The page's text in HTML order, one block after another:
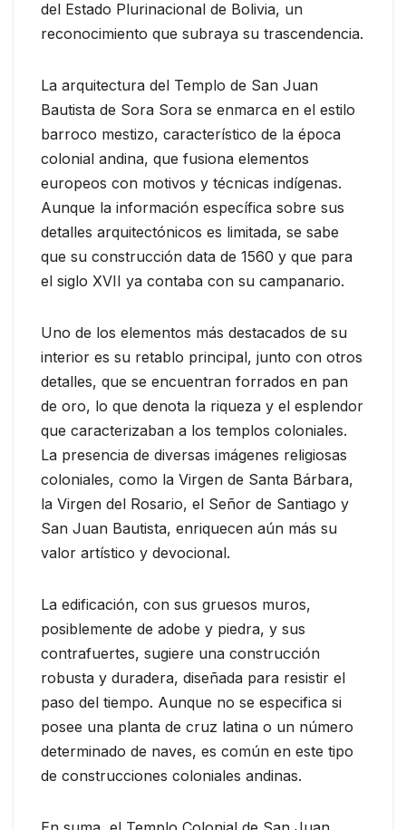
del Estado Plurinacional de Bolivia, un
reconocimiento que subraya su trascendencia.
La arquitectura del Templo de San Juan
Bautista de Sora Sora se enmarca en el estilo
barroco mestizo, característico de la época
colonial andina, que fusiona elementos
europeos con motivos y técnicas indígenas.
Aunque la información específica sobre sus
detalles arquitectónicos es limitada, se sabe
que su construcción data de 1560 y que para
el siglo XVII ya contaba con su campanario.
Uno de los elementos más destacados de su
interior es su retablo principal, junto con otros
detalles, que se encuentran forrados en pan
de oro, lo que denota la riqueza y el esplendor
que caracterizaban a los templos coloniales.
La presencia de diversas imágenes religiosas
coloniales, como la Virgen de Santa Bárbara,
la Virgen del Rosario, el Señor de Santiago y
San Juan Bautista, enriquecen aún más su
valor artístico y devocional.
La edificación, con sus gruesos muros,
posiblemente de adobe y piedra, y sus
contrafuertes, sugiere una construcción
robusta y duradera, diseñada para resistir el
paso del tiempo. Aunque no se especifica si
posee una planta de cruz latina o un número
determinado de naves, es común en este tipo
de construcciones coloniales andinas.